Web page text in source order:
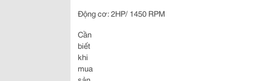
Động cơ: 2HP/ 1450 RPM
Cần
biết
khi
mua